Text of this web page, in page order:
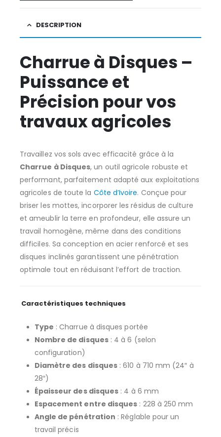
DESCRIPTION
Charrue à Disques –
Puissance et
Précision pour vos
travaux agricoles
Travaillez vos sols avec efficacité grâce à la
Charrue à Disques, un outil agricole robuste et
performant, parfaitement adapté aux exploitations
agricoles de toute la Côte d’Ivoire. Conçue pour
briser les mottes, incorporer les résidus de culture
et ameublir la terre en profondeur, elle assure un
travail homogène, même dans des conditions
difficiles. Sa conception en acier renforcé et ses
disques inclinés garantissent une pénétration
optimale tout en réduisant l’effort de traction.
Caractéristiques techniques
Type : Charrue à disques portée
Nombre de disques: 4 à 6 (selon
configuration)
Diamètre des disques : 610 à 710 mm (24″ à
28″)
Épaisseur des disques : 4 à 6 mm
Espacement entre disques : 228 à 250 mm
Angle de pénétration : Réglable pour un
travail précis